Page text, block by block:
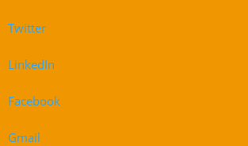
Twitter
LinkedIn
Facebook
Gmail